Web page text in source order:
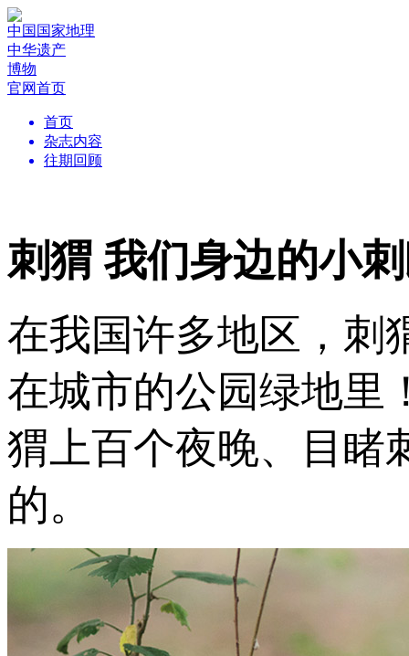
中国国家地理
中华遗产
博物
官网首页
首页
杂志内容
往期回顾
刺猬 我们身边的小
在我国许多地区，刺
在城市的公园绿地里
猬上百个夜晚、目睹
的。